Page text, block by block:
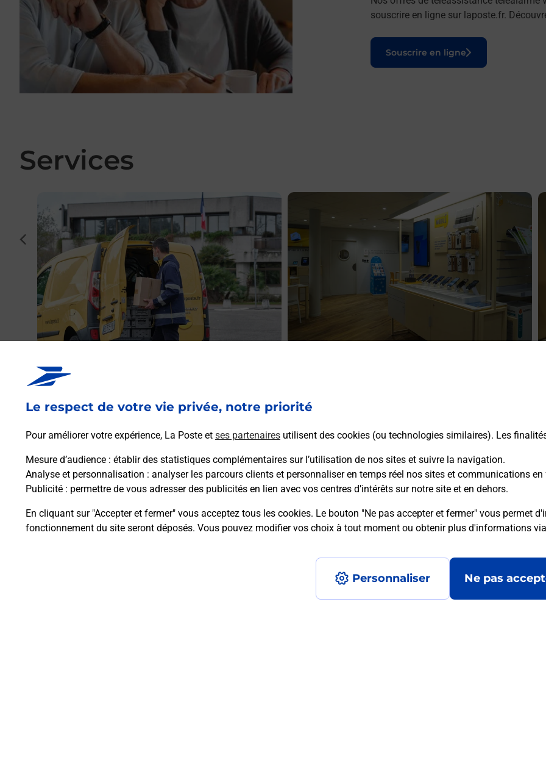
Le respect de votre vie privée, notre priorité
Pour améliorer votre expérience, La Poste et ses partenaires utilisent des cookies (ou technologies similaires). Les
Mesure d’audience : établir des statistiques complémentaires sur l’utilisation de nos sites et suivre la navigation.
Analyse et personnalisation : analyser les parcours clients et personnaliser en temps réel nos sites et communications
Publicité : permettre de vous adresser des publicités en lien avec vos centres d’intérêts sur notre site et en dehors.
En cliquant sur "Accepter et fermer" vous acceptez tous les cookies. Le bouton "Ne pas accepter et fermer" vous permet
fonctionnement du site seront déposés. Vous pouvez modifier vos choix à tout moment ou obtenir plus d'informations via
Personnaliser Ne pas
souscrire en ligne sur laposte.fr.
Souscrire en ligne
Le lien s'ouvre dans un nouvel onglet
Services
Vous souhaitez envoyer un colis depuis : PONTIVY
(56300) ? Découvrez toutes les solutions proposées par
La Poste.
En savoir plus
vous ? Découvrez notre offre de téléphones iPhone Apple
dans vos bureaux de Poste à PONTIVY (56300) !
Questions fréquemment posées